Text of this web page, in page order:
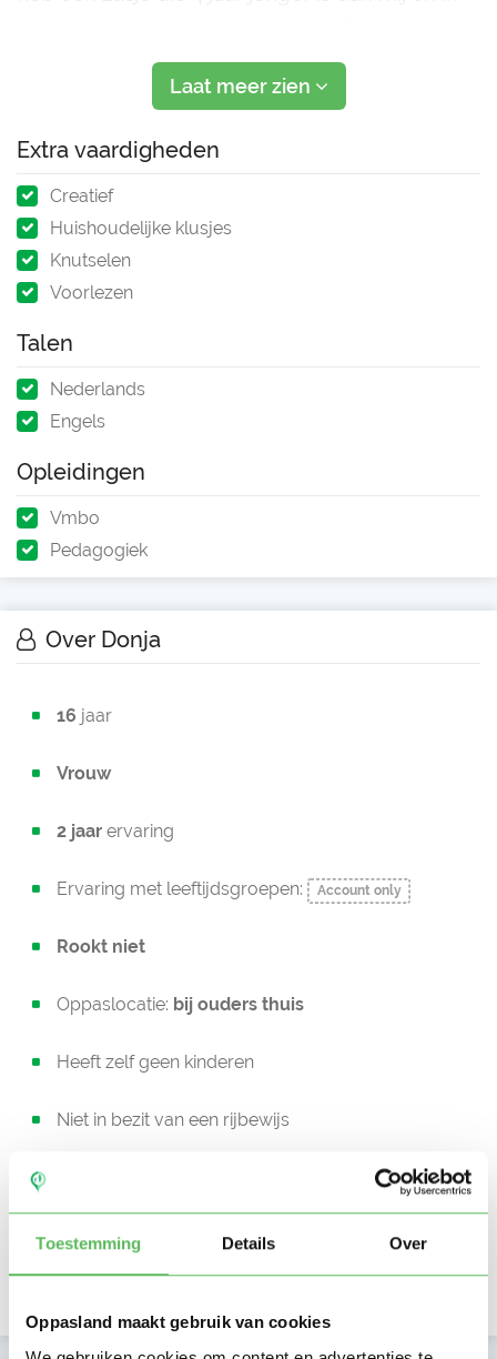
Toestemming Details Over
Oppasland maakt gebruik van cookies
kinderen uit mijn omgeving. Ik ben rustig en he
Laat meer zien
Extra vaardigheden
Creatief
Huishoudelijke klusjes
Knutselen
Voorlezen
Talen
Nederlands
Engels
Opleidingen
Vmbo
Pedagogiek
Over Donja
16 jaar
Vrouw
2 jaar ervaring
Ervaring met leeftijdsgroepen: Account only
Rookt niet
Oppaslocatie: bij ouders thuis
Heeft zelf geen kinderen
Niet in bezit van een rijbewijs
Beschikbaar vanaf: Account only